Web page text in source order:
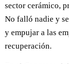
sector cerámico,
No falló nadie y
y empujar a las
recuperación.